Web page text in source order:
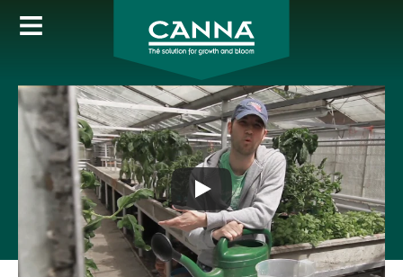
Skip
content